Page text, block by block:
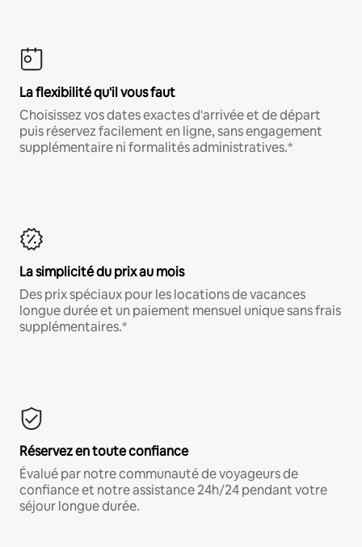
La flexibilité qu'il vous faut
Choisissez vos dates exactes d'arrivée et de départ
puis réservez facilement en ligne, sans engagement
supplémentaire ni formalités administratives.*
La simplicité du prix au mois
Des prix spéciaux pour les locations de vacances
longue durée et un paiement mensuel unique sans frais
supplémentaires.*
Réservez en toute confiance
Évalué par notre communauté de voyageurs de
confiance et notre assistance 24h/24 pendant votre
séjour longue durée.